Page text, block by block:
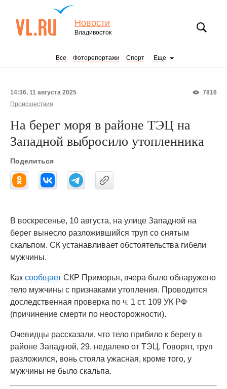
Новости
Владивосток
Все Фоторепортажи Спорт Еще
7816
14:36, 11 августа 2025
Происшествия
На берег моря в районе ТЭЦ на
Западной выбросило утопленника
Поделиться
В воскресенье, 10 августа, на улице Западной на
берег вынесло разложившийся труп со снятым
скальпом. СК устанавливает обстоятельства гибели
мужчины.
Как сообщает СКР Приморья, вчера было обнаружено
тело мужчины с признаками утопления. Проводится
доследственная проверка по ч. 1 ст. 109 УК РФ
(причинение смерти по неосторожности).
Очевидцы рассказали, что тело прибило к берегу в
районе Западной, 29, недалеко от ТЭЦ. Говорят, труп
разложился, вонь стояла ужасная, кроме того, у
мужчины не было скальпа.